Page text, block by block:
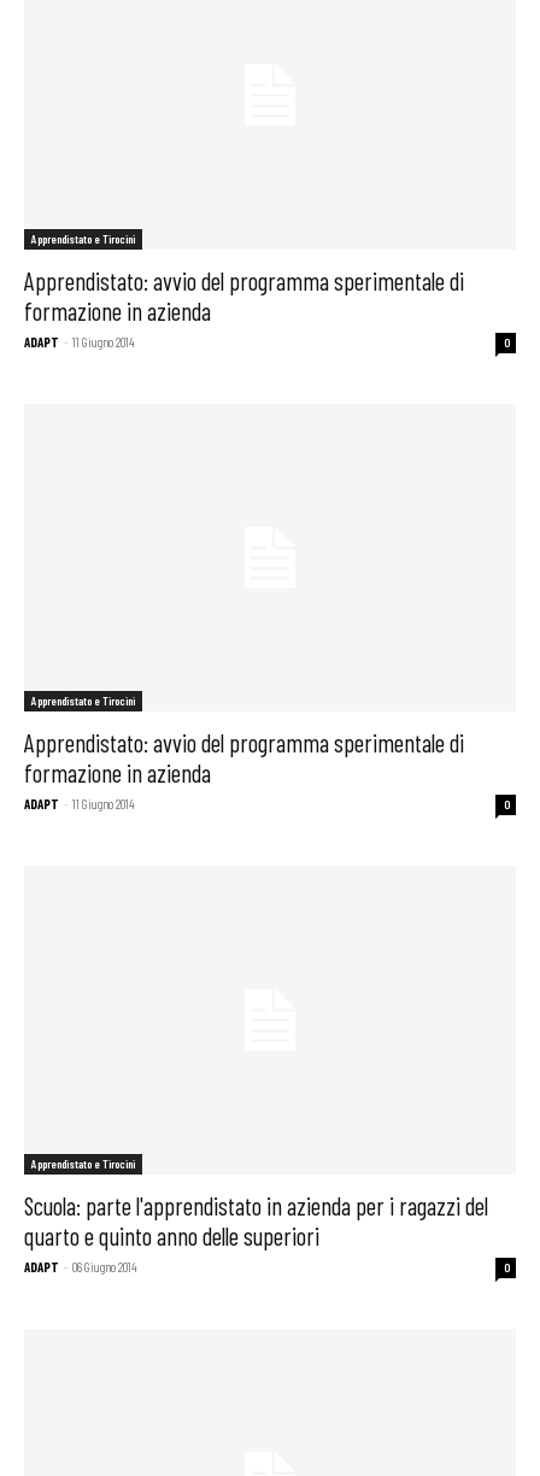
Apprendistato e Tirocini
Apprendistato: avvio del programma sperimentale di
formazione in azienda
ADAPT - 11 Giugno 2014 0
Apprendistato e Tirocini
Apprendistato: avvio del programma sperimentale di
formazione in azienda
ADAPT - 11 Giugno 2014 0
Apprendistato e Tirocini
Scuola: parte l'apprendistato in azienda per i ragazzi del
quarto e quinto anno delle superiori
ADAPT - 06 Giugno 2014 0